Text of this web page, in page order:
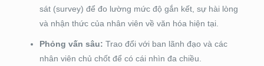
sát (survey) để đo lường mức độ gắn kết, sự hài lòng
và nhận thức của nhân viên về văn hóa hiện tại.
Phỏng vấn sâu: Trao đổi với ban lãnh đạo và các
nhân viên chủ chốt để có cái nhìn đa chiều.